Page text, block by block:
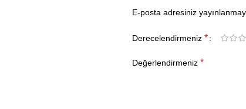
E-posta adresiniz
Derecelendirmeniz *
Değerlendirmeniz *